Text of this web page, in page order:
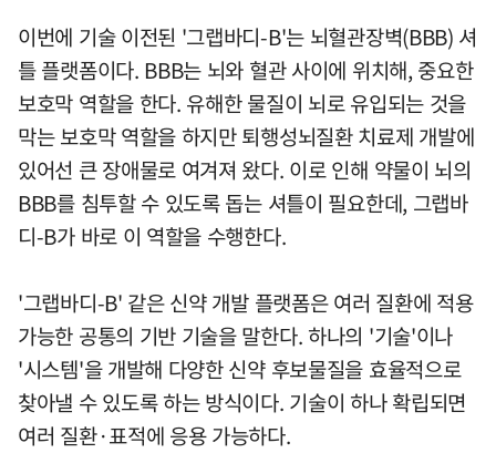
이번에 기술 이전된 '그랩바디-B'는 뇌혈관장벽(BBB) 셔
틀 플랫폼이다. BBB는 뇌와 혈관 사이에 위치해, 중요한
보호막 역할을 한다. 유해한 물질이 뇌로 유입되는 것을
막는 보호막 역할을 하지만 퇴행성뇌질환 치료제 개발에
있어선 큰 장애물로 여겨져 왔다. 이로 인해 약물이 뇌의
BBB를 침투할 수 있도록 돕는 셔틀이 필요한데, 그랩바
디-B가 바로 이 역할을 수행한다.
'그랩바디-B' 같은 신약 개발 플랫폼은 여러 질환에 적용
가능한 공통의 기반 기술을 말한다. 하나의 '기술'이나
'시스템'을 개발해 다양한 신약 후보물질을 효율적으로
찾아낼 수 있도록 하는 방식이다. 기술이 하나 확립되면
여러 질환·표적에 응용 가능하다.